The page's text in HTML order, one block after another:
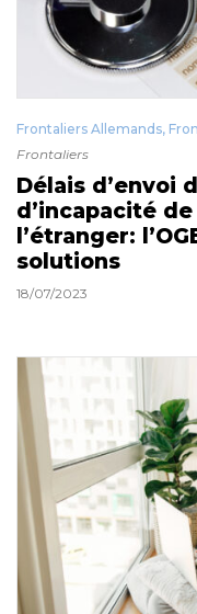
Frontaliers Allemands,
Frontaliers
Délais d’envoi
d’incapacité
l’étranger:
solutions
18/07/2023